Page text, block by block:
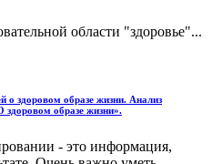
области "здоровье"...
о здоровом образе жизни. Анализ
здоровом образе жизни».
- это информация,